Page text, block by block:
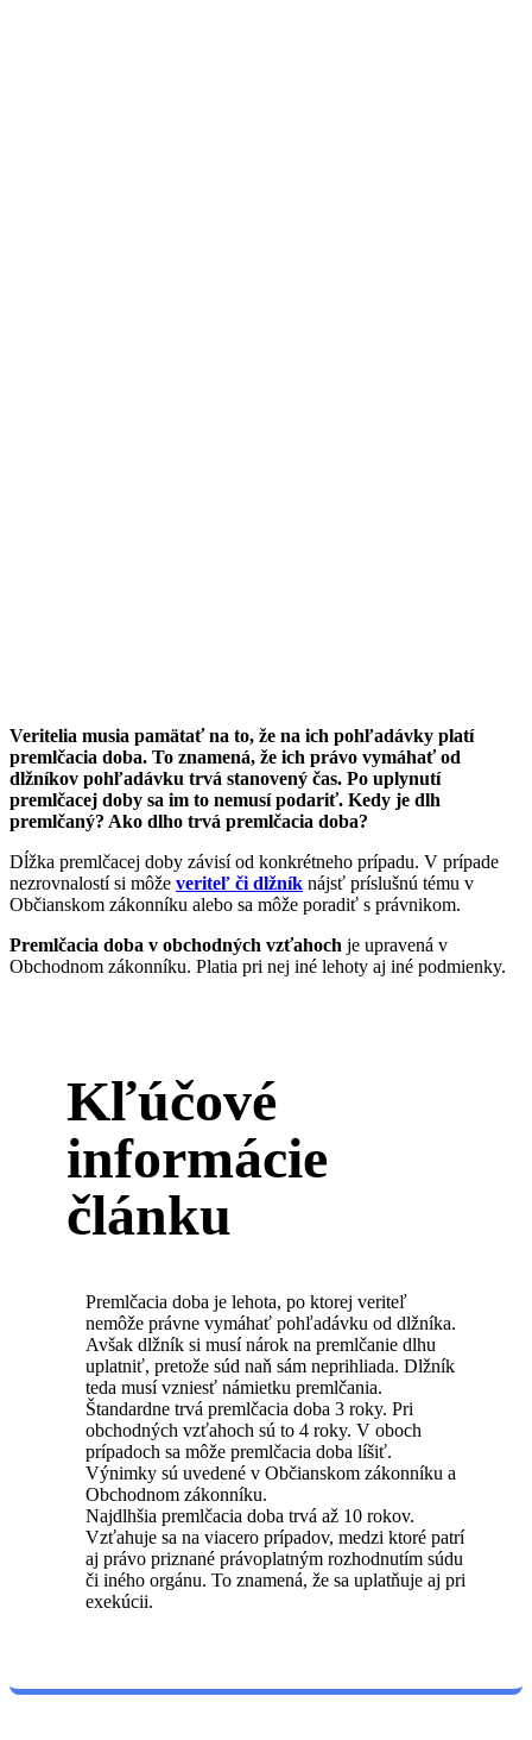
Veritelia musia pamätať na to, že na ich pohľadávky platí
premlčacia doba. To znamená, že ich právo vymáhať od
dlžníkov pohľadávku trvá stanovený čas. Po uplynutí
premlčacej doby sa im to nemusí podariť. Kedy je dlh
premlčaný? Ako dlho trvá premlčacia doba?
Dĺžka premlčacej doby závisí od konkrétneho prípadu. V prípade
nezrovnalostí si môže veriteľ či dlžník nájsť príslušnú tému v
Občianskom zákonníku alebo sa môže poradiť s právnikom.
Premlčacia doba v obchodných vzťahoch je upravená v
Obchodnom zákonníku. Platia pri nej iné lehoty aj iné podmienky.
Kľúčové
informácie
článku
Premlčacia doba je lehota, po ktorej veriteľ
nemôže právne vymáhať pohľadávku od dlžníka.
Avšak dlžník si musí nárok na premlčanie dlhu
uplatniť, pretože súd naň sám neprihliada. Dlžník
teda musí vzniesť námietku premlčania.
Štandardne trvá premlčacia doba 3 roky. Pri
obchodných vzťahoch sú to 4 roky. V oboch
prípadoch sa môže premlčacia doba líšiť.
Výnimky sú uvedené v Občianskom zákonníku a
Obchodnom zákonníku.
Najdlhšia premlčacia doba trvá až 10 rokov.
Vzťahuje sa na viacero prípadov, medzi ktoré patrí
aj právo priznané právoplatným rozhodnutím súdu
či iného orgánu. To znamená, že sa uplatňuje aj pri
exekúcii.